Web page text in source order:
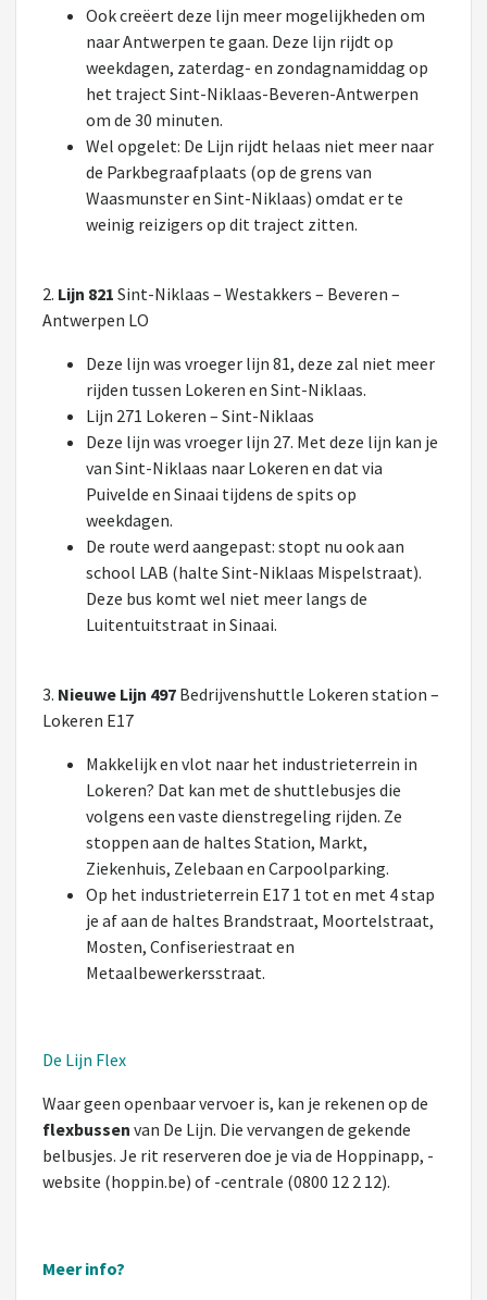
Ook creëert deze lijn meer mogelijkheden om
naar Antwerpen te gaan. Deze lijn rijdt op
weekdagen, zaterdag- en zondagnamiddag op
het traject Sint-Niklaas-Beveren-Antwerpen
om de 30 minuten.
Wel opgelet: De Lijn rijdt helaas niet meer naar
de Parkbegraafplaats (op de grens van
Waasmunster en Sint-Niklaas) omdat er te
weinig reizigers op dit traject zitten.
2. Lijn 821 Sint-Niklaas – Westakkers – Beveren –
Antwerpen LO
Deze lijn was vroeger lijn 81, deze zal niet meer
rijden tussen Lokeren en Sint-Niklaas.
Lijn 271 Lokeren – Sint-Niklaas
Deze lijn was vroeger lijn 27. Met deze lijn kan je
van Sint-Niklaas naar Lokeren en dat via
Puivelde en Sinaai tijdens de spits op
weekdagen.
De route werd aangepast: stopt nu ook aan
school LAB (halte Sint-Niklaas Mispelstraat).
Deze bus komt wel niet meer langs de
Luitentuitstraat in Sinaai.
3. Nieuwe Lijn 497 Bedrijvenshuttle Lokeren station –
Lokeren E17
Makkelijk en vlot naar het industrieterrein in
Lokeren? Dat kan met de shuttlebusjes die
volgens een vaste dienstregeling rijden. Ze
stoppen aan de haltes Station, Markt,
Ziekenhuis, Zelebaan en Carpoolparking.
Op het industrieterrein E17 1 tot en met 4 stap
je af aan de haltes Brandstraat, Moortelstraat,
Mosten, Confiseriestraat en
Metaalbewerkersstraat.
De Lijn Flex
Waar geen openbaar vervoer is, kan je rekenen op de
flexbussen van De Lijn. Die vervangen de gekende
belbusjes. Je rit reserveren doe je via de Hoppinapp, -
website (hoppin.be) of -centrale (0800 12 2 12).
Meer info?